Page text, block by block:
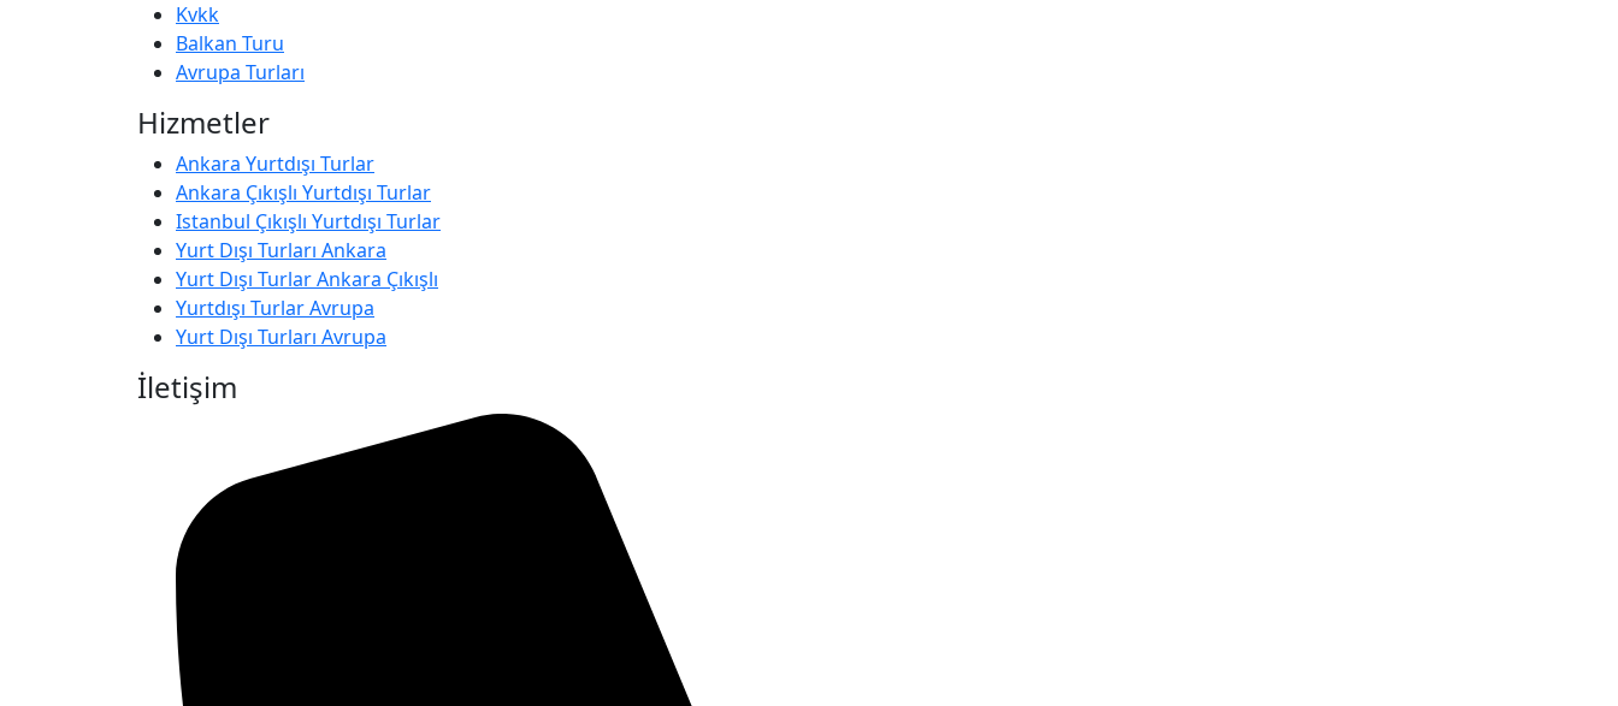
Kvkk
Balkan Turu
Avrupa Turları
Hizmetler
Ankara Yurtdışı Turlar
Ankara Çıkışlı Yurtdışı Turlar
Istanbul Çıkışlı Yurtdışı Turlar
Yurt Dışı Turları Ankara
Yurt Dışı Turlar Ankara Çıkışlı
Yurtdışı Turlar Avrupa
Yurt Dışı Turları Avrupa
İletişim